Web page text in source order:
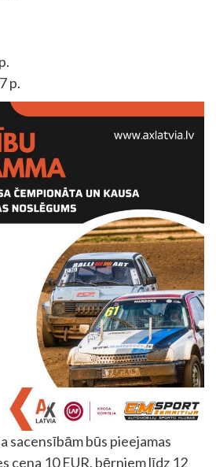
p.
sacensībām būs pieejamas
cena 10 EUR, bērniem līdz 12